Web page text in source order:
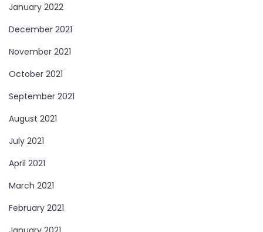
January 2022
December 2021
November 2021
October 2021
September 2021
August 2021
July 2021
April 2021
March 2021
February 2021